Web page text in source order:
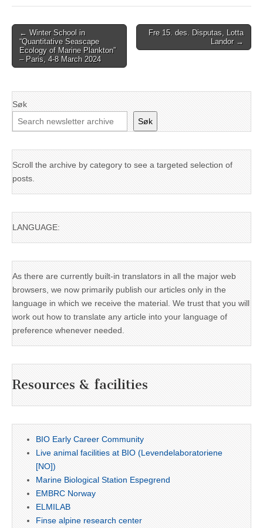
Post
navigation
← Winter School in
“Quantitative Seascape
Ecology of Marine Plankton”
– Paris, 4-8 March 2024
Fre 15. des. Disputas, Lotta
Landor →
Søk
Søk
Scroll the archive by category to see a targeted selection of
posts.
LANGUAGE:
As there are currently built-in translators in all the major web
browsers, we now primarily publish our articles only in the
language in which we receive the material. We trust that you will
work out how to translate any article into your language of
preference whenever needed.
Resources & facilities
BIO Early Career Community
Live animal facilities at BIO (Levendelaboratoriene
[NO])
Marine Biological Station Espegrend
EMBRC Norway
ELMILAB
Finse alpine research center